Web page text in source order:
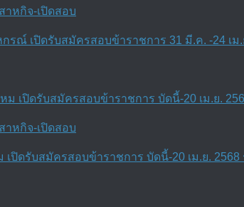
าหกิจ-เปิดสอบ
ณ์ เปิดรับสมัครสอบข้าราชการ 31 มี.ค. -24 เม.
าหกิจ-เปิดสอบ
เปิดรับสมัครสอบข้าราชการ บัดนี้-20 เม.ย. 2568